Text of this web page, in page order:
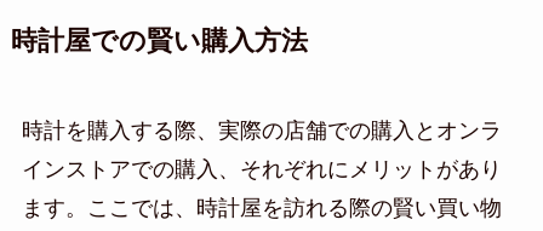
時計屋での賢い購入方法
時計を購入する際、実際の店舗での購入とオンラ
インストアでの購入、それぞれにメリットがあり
ます。ここでは、時計屋を訪れる際の賢い買い物